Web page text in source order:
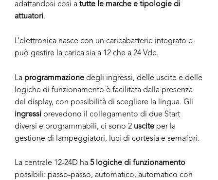
adattandosi così a tutte le marche e tipologie di
attuatori.
L’elettronica nasce con un caricabatterie integrato e
può gestire la carica sia a 12 che a 24 Vdc.
La programmazione degli ingressi, delle uscite e delle
logiche di funzionamento è facilitata dalla presenza
del display, con possibilità di scegliere la lingua. Gli
ingressi prevedono il collegamento di due Start
diversi e programmabili, ci sono 2 uscite per la
gestione di lampeggiatori, luci di cortesia e semafori.
La centrale 12-24D ha 5 logiche di funzionamento
possibili: passo-passo, automatico, automatico con